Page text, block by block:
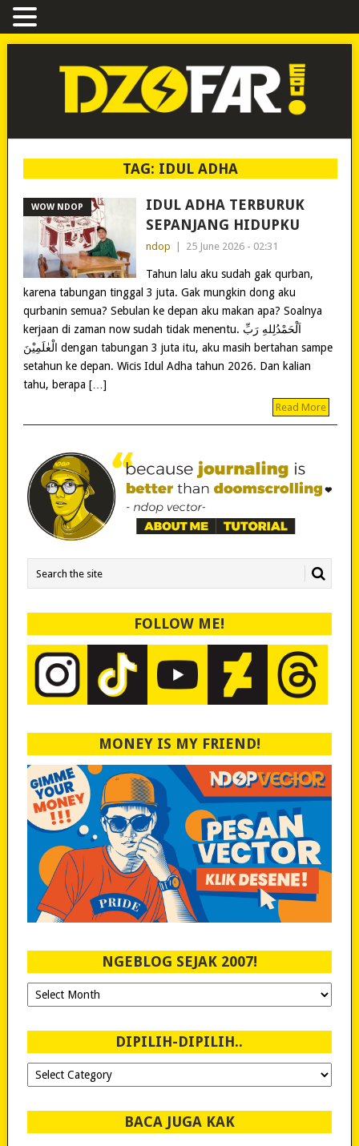
TAG: IDUL ADHA
WOW NDOP
IDUL ADHA TERBURUK
SEPANJANG HIDUPKU
ndop 25 June 2026 - 02:31
Tahun lalu aku sudah gak qurban,
karena tabungan tinggal 3 juta. Gak mungkin dong aku
qurbanin semua? Sebulan ke depan aku makan apa? Soalnya
kerjaan di zaman now sudah tidak menentu. اَلْحَمْدُلِلهِ رَبِّ
الْعٰلَمِيْنَ dengan tabungan 3 juta itu, aku masih bertahan sampe
setahun ke depan. Wicis Idul Adha tahun 2026. Dan kalian
tahu, berapa […]
Read More
FOLLOW ME!
MONEY IS MY FRIEND!
NGEBLOG SEJAK 2007!
Ngeblog
Sejak
DIPILIH-DIPILIH..
Dipilih-
dipilih..
BACA JUGA KAK